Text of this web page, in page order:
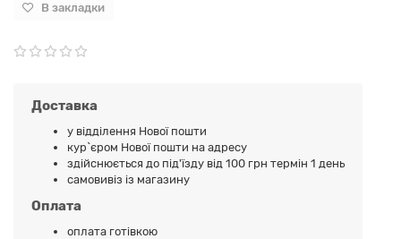
В закладки
Доставка
у відділення Нової пошти
кур`єром Нової пошти на адресу
здійснюється до під'їзду від 100 грн термін 1 день
самовивіз із магазину
Оплата
оплата готівкою